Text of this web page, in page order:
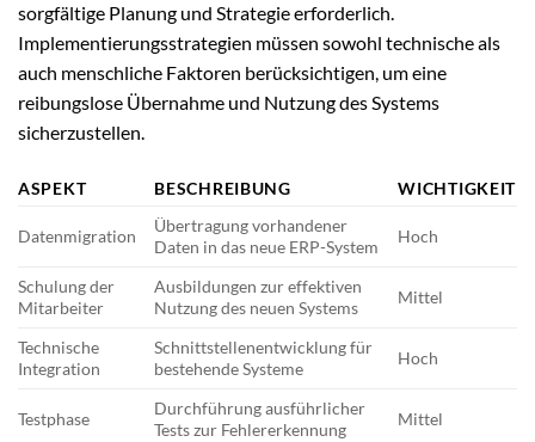
sorgfältige Planung und Strategie erforderlich.
Implementierungsstrategien müssen sowohl technische als
auch menschliche Faktoren berücksichtigen, um eine
reibungslose Übernahme und Nutzung des Systems
sicherzustellen.
ASPEKT BESCHREIBUNG WICHTIGKEIT
Datenmigration
Übertragung vorhandener
Daten in das neue ERP-System
Hoch
Schulung der
Mitarbeiter
Ausbildungen zur effektiven
Nutzung des neuen Systems
Mittel
Technische
Integration
Schnittstellenentwicklung für
bestehende Systeme
Hoch
Testphase
Durchführung ausführlicher
Tests zur Fehlererkennung
Mittel